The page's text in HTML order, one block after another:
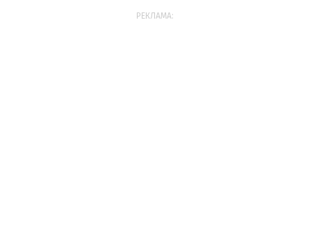
РЕКЛАМА: